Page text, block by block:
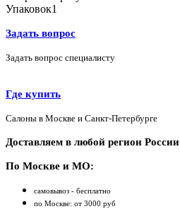
Упаковок1
Задать вопрос
Задать вопрос специалисту
Где купить
Салоны в Москве и Санкт-Петербурге
Доставляем в любой регион России
По Москве и МО:
самовывоз - бесплатно
по Москве: от 3000 руб